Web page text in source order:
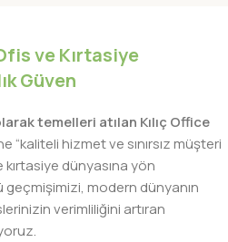
ve Kırtasiye
Güven
temelleri atılan Kılıç Office
“kaliteli hizmet ve sınırsız müşteri
dünyasına yön
modern dünyanın
verimliliğini artıran